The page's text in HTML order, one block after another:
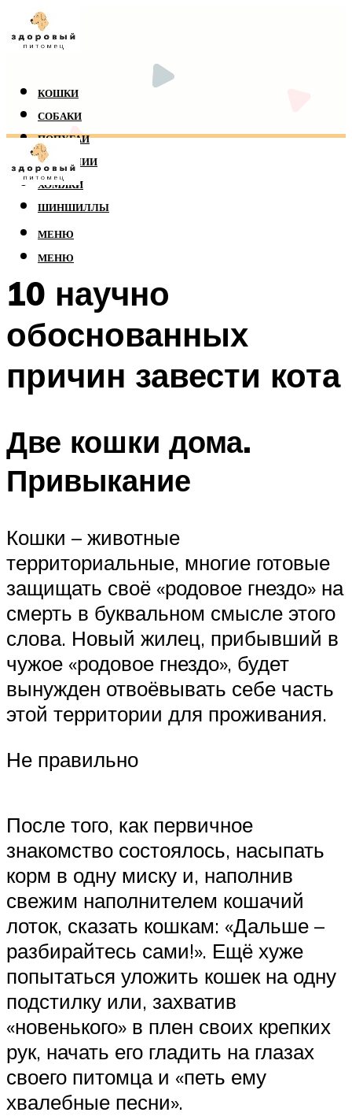
КОШКИ
СОБАКИ
ПОПУГАИ
РЕПТИЛИИ
ХОМЯКИ
ШИНШИЛЛЫ
МЕНЮ
МЕНЮ
10 научно
обоснованных
причин завести кота
Две кошки дома.
Привыкание
Кошки – животные
территориальные, многие готовые
защищать своё «родовое гнездо» на
смерть в буквальном смысле этого
слова. Новый жилец, прибывший в
чужое «родовое гнездо», будет
вынужден отвоёвывать себе часть
этой территории для проживания.
Не правильно
После того, как первичное
знакомство состоялось, насыпать
корм в одну миску и, наполнив
свежим наполнителем кошачий
лоток, сказать кошкам: «Дальше –
разбирайтесь сами!». Ещё хуже
попытаться уложить кошек на одну
подстилку или, захватив
«новенького» в плен своих крепких
рук, начать его гладить на глазах
своего питомца и «петь ему
хвалебные песни».